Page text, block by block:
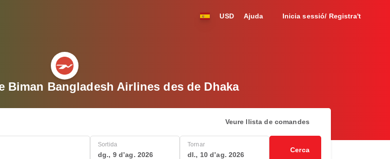
USD Ajuda Inicia sessió/ Registra't
Biman Bangladesh Airlines des de Dhaka
Veure llista de comandes
Sortida
dg., 9 d’ag. 2026
Tornar
dl., 10 d’ag. 2026
Cerca